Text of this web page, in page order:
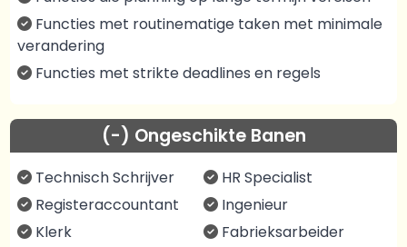
Functies met routinematige taken met minimale
verandering
Functies met strikte deadlines en regels
(-) Ongeschikte Banen
Technisch Schrijver
Registeraccountant
Klerk
HR Specialist
Ingenieur
Fabrieksarbeider